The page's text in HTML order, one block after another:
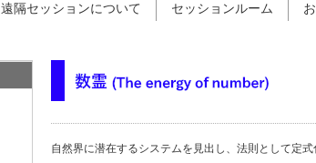
遠隔セッションについて セッションルーム
自然界に潜在するシステムを見出し、法則として定